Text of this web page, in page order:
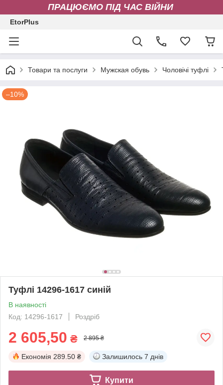
ПРАЦЮЄМО ПІД ЧАС ВІЙНИ
EtorPlus
Товари та послуги Мужская обувь Чоловічі туфлі
–10%
Туфлi 14296-1617 синій
В наявності
Код: 14296-1617
Роздріб
2 605,50 ₴ 2 895 ₴
Економія 289.50 ₴ Залишилось 7 днів
Купити